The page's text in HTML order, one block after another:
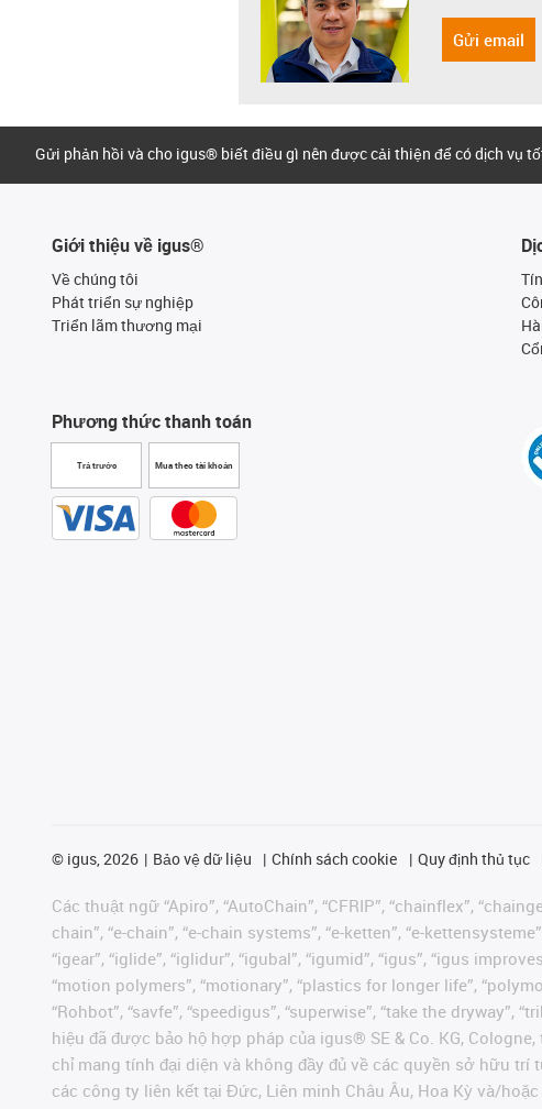
Gửi email
Gửi phản hồi và cho igus® biết điều gì nên được cải thiện để có dịch vụ
Giới thiệu về igus®
Về chúng tôi
Phát triển sự nghiệp
Triển lãm thương mại
Phương thức thanh toán
Trả trước Mua theo tài khoản
© igus, 2026 Bảo vệ dữ liệu Chính sách cookie Quy định thủ tục
Các thuật ngữ “Apiro”, “AutoChain”, “CFRIP”, “chainflex”,
chain”, “e-chain”, “e-chain systems”, “e-ketten”, “e-
“igear”, “iglide”, “iglidur”, “igubal”, “igumid”, “igus”, “igus
“motion polymers”, “motionary”, “plastics for longer life”,
“Rohbot”, “savfe”, “speedigus”, “superwise”, “take the dryway”,
hiệu đã được bảo hộ hợp pháp của igus® SE & Co. KG,
chỉ mang tính đại diện và không đầy đủ về các quyền sở hữu trí
các công ty liên kết tại Đức, Liên minh Châu Âu, Hoa Kỳ và/